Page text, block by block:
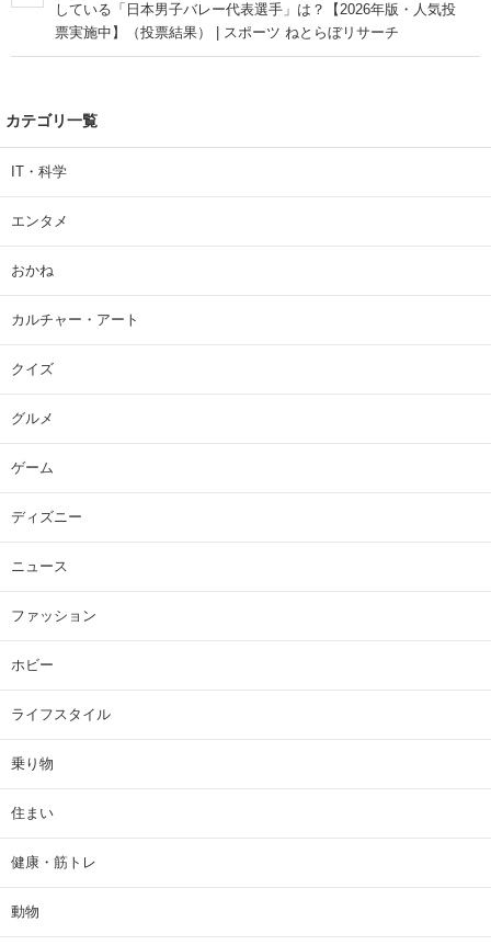
している「日本男子バレー代表選手」は？【2026年版・人気投
票実施中】（投票結果） | スポーツ ねとらぼリサーチ
カテゴリ一覧
IT・科学
エンタメ
おかね
カルチャー・アート
クイズ
グルメ
ゲーム
ディズニー
ニュース
ファッション
ホビー
ライフスタイル
乗り物
住まい
健康・筋トレ
動物